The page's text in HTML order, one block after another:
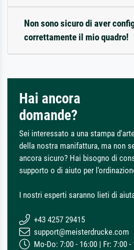
Non sono sicuro di aver
correttamente il mio quadro!
Hai ancora
domande?
Sei interessato a una stampa
della nostra manifattura, ma non
ancora sicuro? Hai bisogno di
supporto o di aiuto per
I nostri esperti saranno lieti di
+43 4257 29415
support@meisterdrucke.com
Mo-Do: 7:00 - 16:00 | Fr: 7:00 -